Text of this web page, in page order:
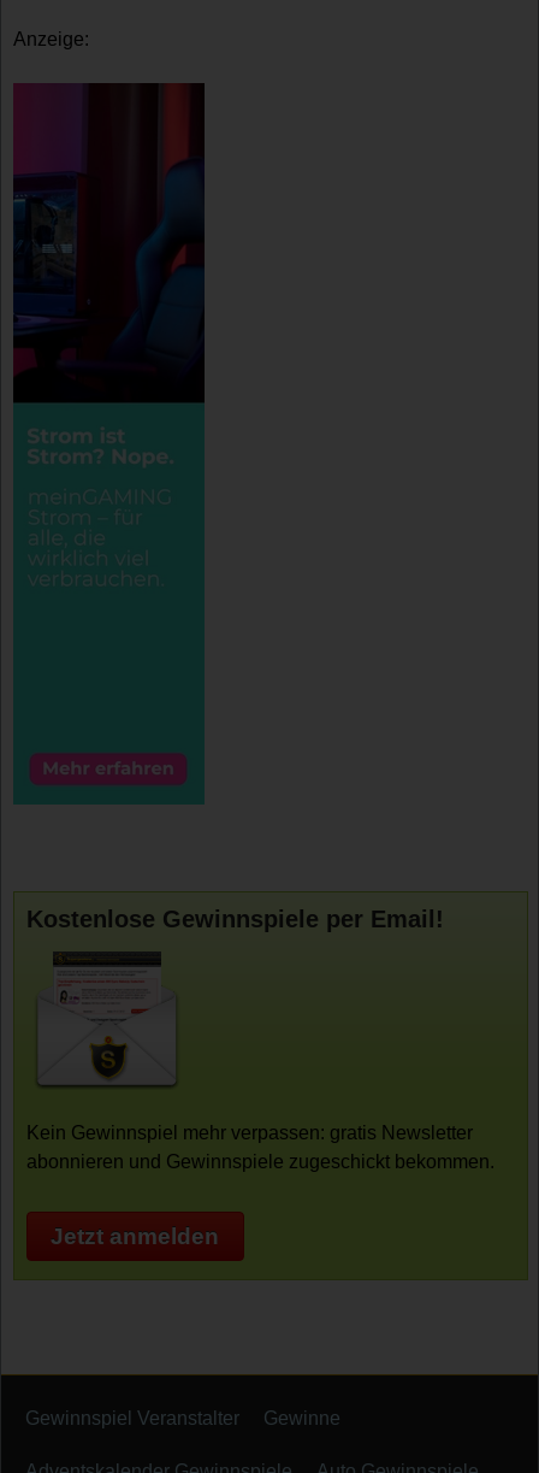
Anzeige:
Kostenlose Gewinnspiele per Email!
Kein Gewinnspiel mehr verpassen: gratis Newsletter
abonnieren und Gewinnspiele zugeschickt bekommen.
Jetzt anmelden
Gewinnspiel Veranstalter Gewinne